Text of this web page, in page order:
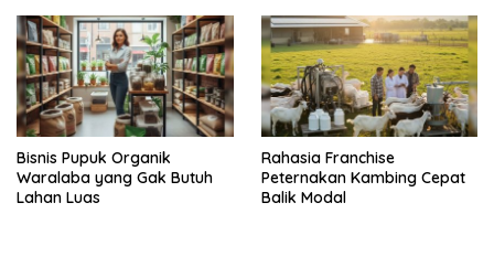
Bisnis Pupuk Organik
Waralaba yang Gak Butuh
Lahan Luas
Rahasia Franchise
Peternakan Kambing Cepat
Balik Modal